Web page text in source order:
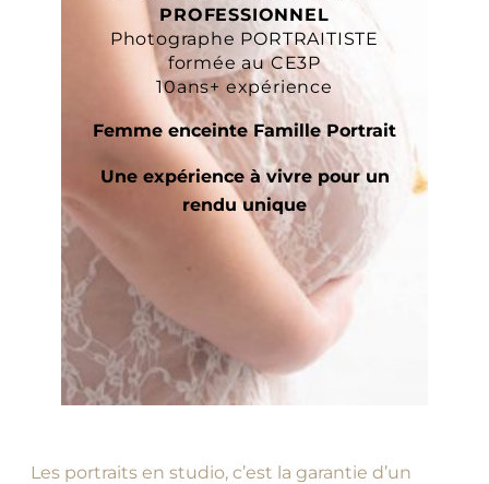
PROFESSIONNEL
Photographe PORTRAITISTE
formée au CE3P
10ans+ expérience
Femme enceinte Famille Portrait
Une expérience à vivre pour un
rendu unique
Les portraits en studio, c’est la garantie d’un